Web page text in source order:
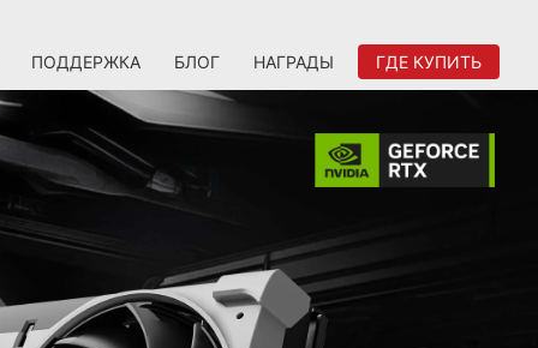
ПОДДЕРЖКА БЛОГ НАГРАДЫ ГДЕ КУПИТЬ